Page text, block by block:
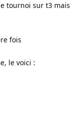
tournoi sur t3 mais
fois
le voici :